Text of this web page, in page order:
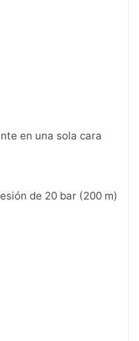
en una sola cara
de 20 bar (200 m)